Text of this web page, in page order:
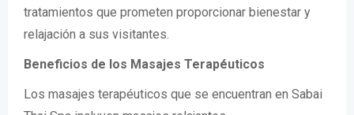
tratamientos que prometen proporcionar bienestar y
relajación a sus visitantes.
Beneficios de los Masajes Terapéuticos
Los masajes terapéuticos que se encuentran en Sabai